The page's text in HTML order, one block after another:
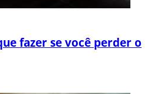
fazer se você perder o